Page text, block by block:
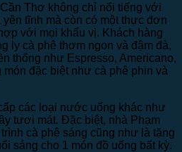
Thơ không chỉ nổi tiếng với
tĩnh mà còn có một thực đơn
với mọi khẩu vị. Khách hàng
ly cà phê thơm ngon và đậm đà,
thống như Espresso, Americano,
đặc biệt như cà phê phin và
các loại nước uống khác như
tươi mát. Đặc biệt, nhà Phạm
cà phê sáng cũng như là tặng
sáng cho 1 món đồ uống bất kỳ.